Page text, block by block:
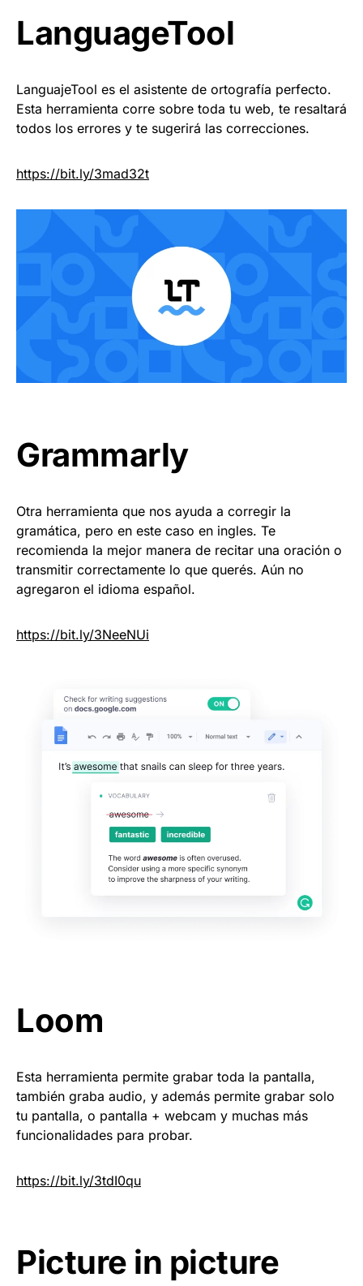
LanguageTool
LanguajeTool es el asistente de ortografía perfecto.
Esta herramienta corre sobre toda tu web, te resaltará
todos los errores y te sugerirá las correcciones.
https://bit.ly/3mad32t
Grammarly
Otra herramienta que nos ayuda a corregir la
gramática, pero en este caso en ingles. Te
recomienda la mejor manera de recitar una oración o
transmitir correctamente lo que querés. Aún no
agregaron el idioma español.
https://bit.ly/3NeeNUi
Loom
Esta herramienta permite grabar toda la pantalla,
también graba audio, y además permite grabar solo
tu pantalla, o pantalla + webcam y muchas más
funcionalidades para probar.
https://bit.ly/3tdI0qu
Picture in picture